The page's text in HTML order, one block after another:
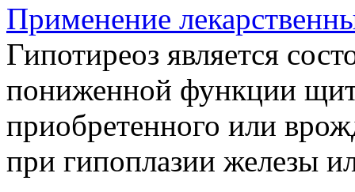
Применение
Гипотиреоз является
пониженной функции
приобретенного или
при гипоплазии железы